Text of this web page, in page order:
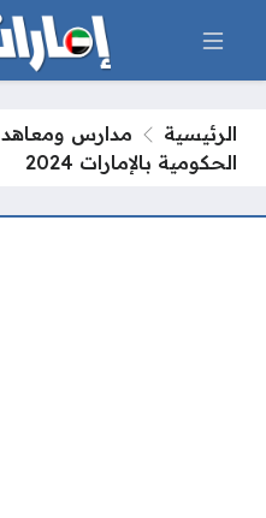
الرئيسية مدارس ومعاهد
الحكومية بالإمارات 2024